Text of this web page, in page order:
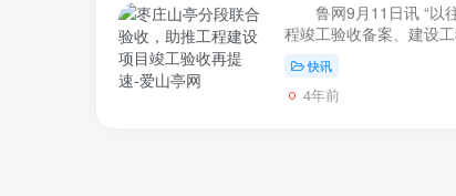
鲁网9月11日讯 “以
程竣工验收备案、建设
收，要分头跑多个部门
时一个多月才能完...
快讯
4年前